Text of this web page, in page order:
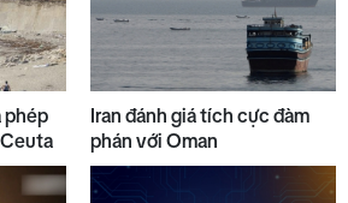
9
Gìn giữ lễ hội truyền thống của
đồng bào dân tộc thiểu số
phép
Iran đánh giá tích cực đàm
phán với Oman